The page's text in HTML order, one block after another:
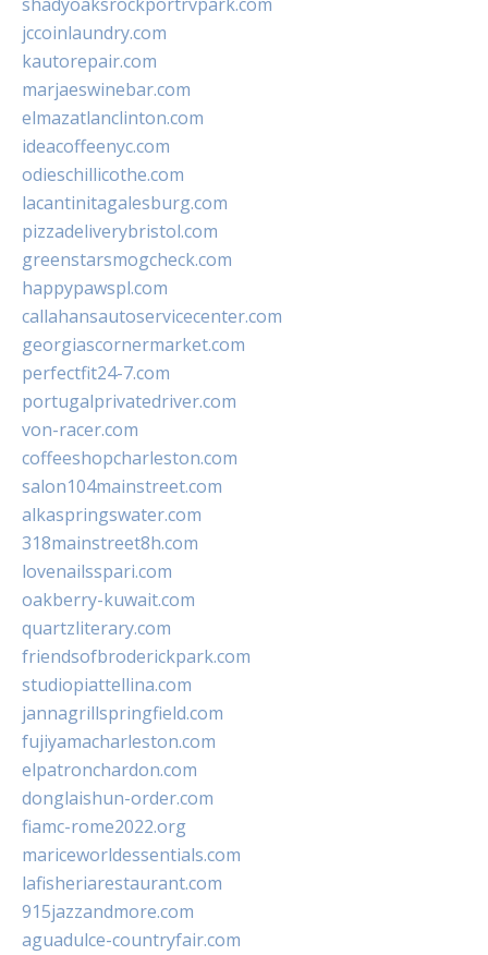
jccoinlaundry.com
kautorepair.com
marjaeswinebar.com
elmazatlanclinton.com
ideacoffeenyc.com
odieschillicothe.com
lacantinitagalesburg.com
pizzadeliverybristol.com
greenstarsmogcheck.com
happypawspl.com
callahansautoservicecenter.com
georgiascornermarket.com
perfectfit24-7.com
portugalprivatedriver.com
von-racer.com
coffeeshopcharleston.com
salon104mainstreet.com
alkaspringswater.com
318mainstreet8h.com
lovenailsspari.com
oakberry-kuwait.com
quartzliterary.com
friendsofbroderickpark.com
studiopiattellina.com
jannagrillspringfield.com
fujiyamacharleston.com
elpatronchardon.com
donglaishun-order.com
fiamc-rome2022.org
mariceworldessentials.com
lafisheriarestaurant.com
915jazzandmore.com
aguadulce-countryfair.com